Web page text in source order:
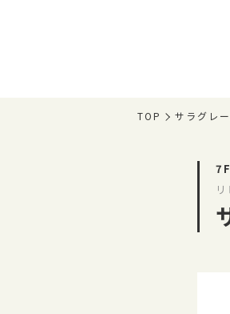
TOP サラグレー
7F